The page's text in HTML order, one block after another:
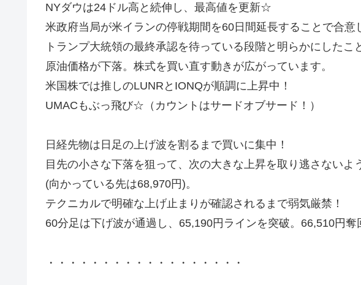
NYダウは24ドル高と続伸し、最高値を更新☆
米政府当局が米イランの停戦期間を60日間延長することで合意
トランプ大統領の最終承認を待っている段階と明らかにしたこ
原油価格が下落。株式を買い直す動きが広がっています。
米国株では推しのLUNRとIONQが順調に上昇中！
UMACもぶっ飛び☆（カウントはサードオブサード！）
日経先物は日足の上げ波を割るまで買いに集中！
目先の小さな下落を狙って、次の大きな上昇を取り逃さないよ
(向かっている先は68,970円)。
テクニカルで明確な上げ止まりが確認されるまで弱気厳禁！
60分足は下げ波が通過し、65,190円ラインを突破。66,510円奪
・・・・・・・・・・・・・・・・・・